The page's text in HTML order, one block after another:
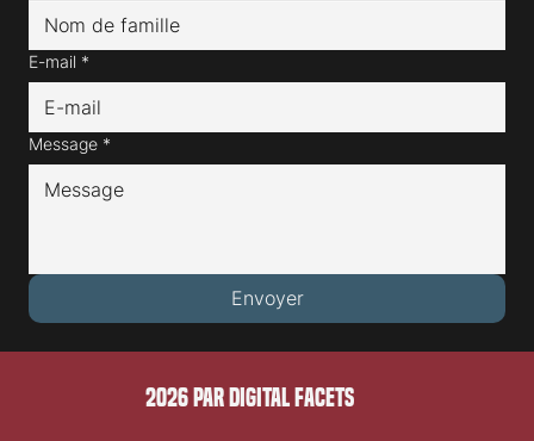
E-mail *
Message *
Envoyer
2026 PAR DIGITAL FACETS